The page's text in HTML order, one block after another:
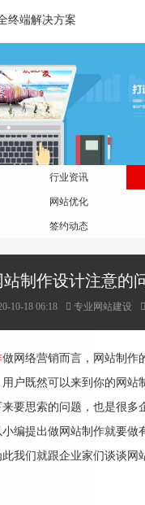
终端解决方案
行业资讯
网站优化
签约动态
制作设计注意的
10-18 06:18 专业网站建设
做网络营销而言，网站制作
户既然可以来到你的网站
要思索的问题，也是很多
编提出做网站制作就要做
我们就跟企业家们谈谈网